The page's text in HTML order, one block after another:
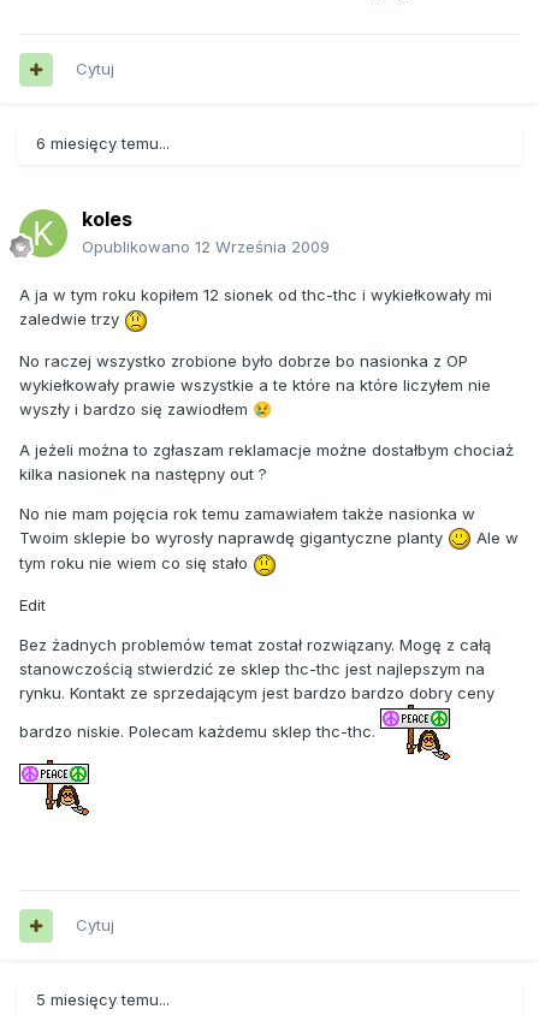
Cytuj
6 miesięcy temu...
koles
Opublikowano 12 Września 2009
A ja w tym roku kopiłem 12 sionek od thc-thc i wykiełkowały mi
zaledwie trzy
No raczej wszystko zrobione było dobrze bo nasionka z OP
wykiełkowały prawie wszystkie a te które na które liczyłem nie
wyszły i bardzo się zawiodłem 😢
A jeżeli można to zgłaszam reklamacje możne dostałbym chociaż
kilka nasionek na następny out ?
No nie mam pojęcia rok temu zamawiałem także nasionka w
Twoim sklepie bo wyrosły naprawdę gigantyczne planty
Ale w
tym roku nie wiem co się stało
Edit
Bez żadnych problemów temat został rozwiązany. Mogę z całą
stanowczością stwierdzić ze sklep thc-thc jest najlepszym na
rynku. Kontakt ze sprzedającym jest bardzo bardzo dobry ceny
bardzo niskie. Polecam każdemu sklep thc-thc.
Cytuj
5 miesięcy temu...